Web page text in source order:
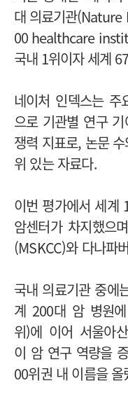
대 의료기관
00 healthcare
국내 1위이자 세계
네이처 인덱스는
으로 기관별 연구
쟁력 지표로, 논문
위 있는 자료다.
이번 평가에서 세계
암센터가 차지했으
(MSKCC)와 다나파
국내 의료기관 중에
계 200대 암 병원
위)에 이어 서울아
이 암 연구 역량을
00위권 내 이름을 올